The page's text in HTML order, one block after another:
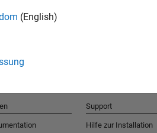
(English)
Support
Hilfe zur Installation